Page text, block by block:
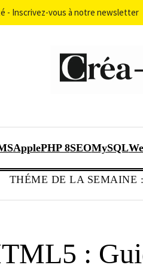
ApplePHP 8SEOMySQL
THÉME DE LA SEMAINE :
:
- Inscrivez-vous à notre newsletter